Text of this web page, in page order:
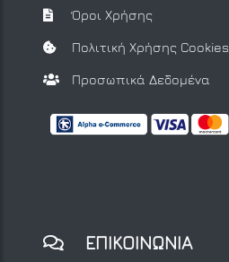
Όροι Χρήσης
Πολιτική Χρήσης Cookies
Προσωπικά Δεδομένα
ΕΠΙΚΟΙΝΩΝΙΑ